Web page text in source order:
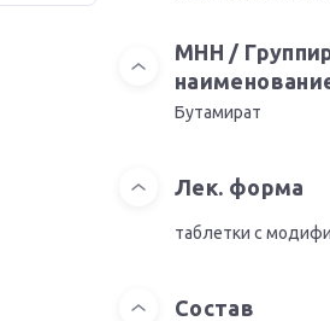
МНН /
Бутамират
Лек. форма
таблетки c
Состав